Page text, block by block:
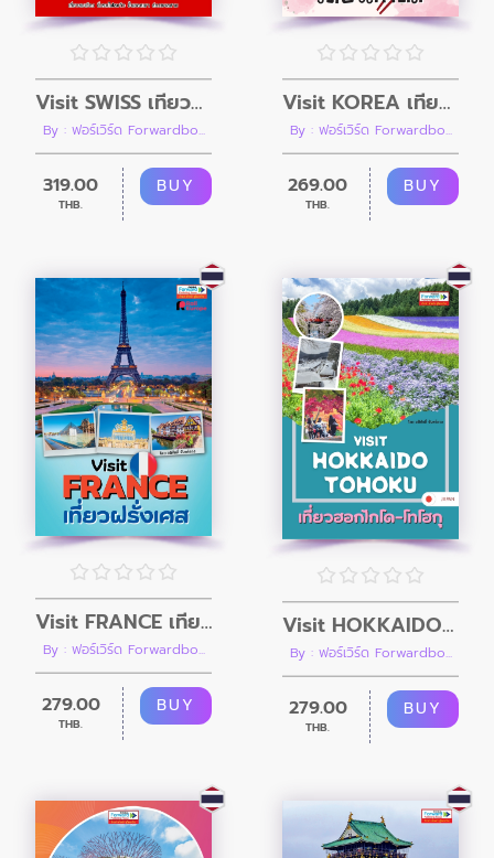
Visit SWISS เที่ยวสวิตเซอร์แลนด์ เที่ยวชมเมือง นั่งรถไฟชมวิว ขึ้นยอดเขา ล่องทะเลสาบ
By : ฟอร์เวิร์ด Forwardbo...
319.00
THB.
BUY
Visit KOREA เที่ยวเกาหลี คู่มือนำเที่ยวกรุงโซล พูซานและเมืองน้อยใหญ่ทั่วเกาหลีใต้
By : ฟอร์เวิร์ด Forwardbo...
269.00
THB.
BUY
Visit FRANCE เที่ยวฝรั่งเศส
By : ฟอร์เวิร์ด Forwardbo...
279.00
THB.
BUY
Visit HOKKAIDO TOHOKU เที่ยวฮอกไกโดและภูมิภาคโทโฮกุ (คู่มือนำเที่ยวประเทศญี่ปุ่น)
By : ฟอร์เวิร์ด Forwardbo...
279.00
THB.
BUY